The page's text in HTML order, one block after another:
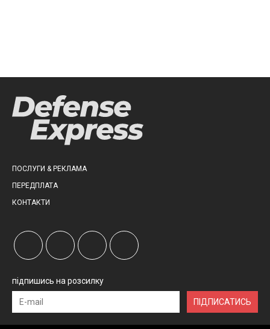
ПОСЛУГИ & РЕКЛАМА
ПЕРЕДПЛАТА
КОНТАКТИ
підпишись на розсилку
ПІДПИСАТИСЬ